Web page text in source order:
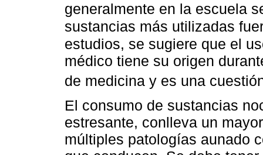
generalmente en la escuela
sustancias más utilizadas
estudios, se sugiere que el
médico tiene su origen
de medicina y es una
El consumo de sustancias
estresante, conlleva un
múltiples patologías aunado